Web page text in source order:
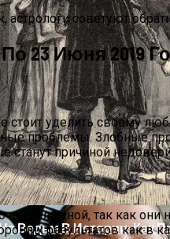
Стильных Моделей, За
Ведьм В Истории: Как
астрологи советуют
23 Июня 2019
стоит уделить своему
проблемы. Злобные
станут причиной
сложной, так как они
результатов как в